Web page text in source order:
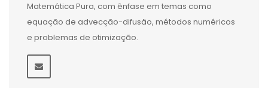
Matemática Pura, com ênfase em temas como
equação de advecção-difusão, métodos numéricos
e problemas de otimização.